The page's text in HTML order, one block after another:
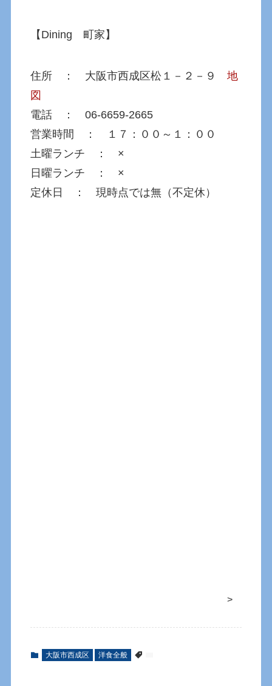
【Dining 町家】
住所 ： 大阪市西成区松１－２－９地
図
電話 ： 06-6659-2665
営業時間 ： １７：００～１：００
土曜ランチ ： ×
日曜ランチ ： ×
定休日 ： 現時点では無（不定休）
>
大阪市西成区 洋食全般